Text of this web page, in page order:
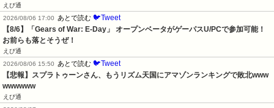
えび通
2026/08/06 17:00
あとで読む 🐦Tweet
【8/6】「Gears of War: E-Day」 オープンベータがゲーパスU/PCで参加可能！
お前らも落とそうぜ！
えび通
2026/08/06 15:50
あとで読む 🐦Tweet
【悲報】スプラトゥーンさん、もうリズム天国にアマゾンランキングで敗北www
wwwwww
えび通